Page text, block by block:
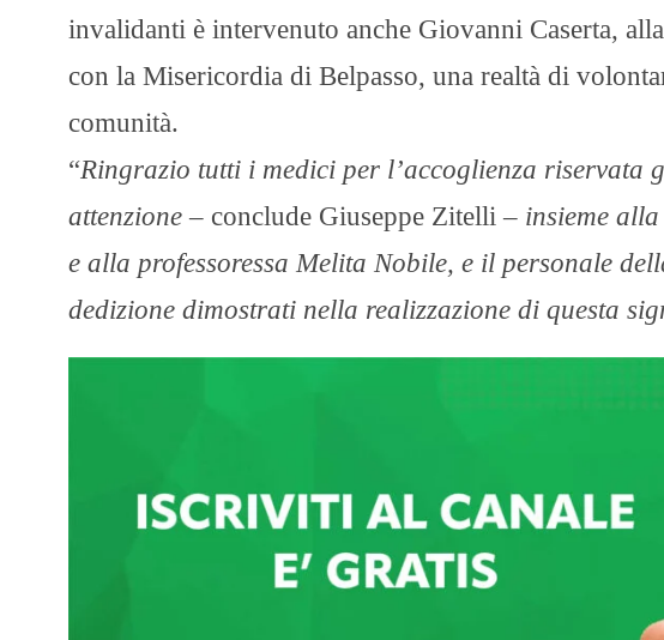
invalidanti è intervenuto anche Giovanni Caserta,
con la Misericordia di Belpasso, una realtà di
comunità.
“Ringrazio tutti i medici per l’accoglienza riservata
attenzione – conclude Giuseppe Zitelli – insieme
e alla professoressa Melita Nobile, e il personale
dedizione dimostrati nella realizzazione di questa